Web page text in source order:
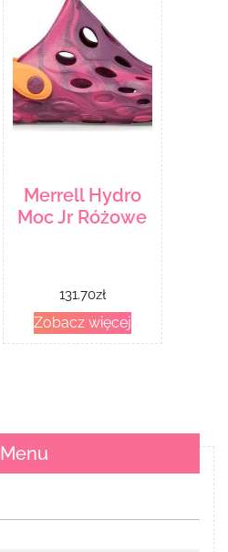
Merrell Hydro
Moc Jr Różowe
131.70zł
Zobacz więcej
Menu